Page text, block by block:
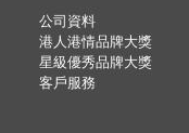
公司資料
港人港情品牌大獎
星級優秀品牌大獎
客戶服務